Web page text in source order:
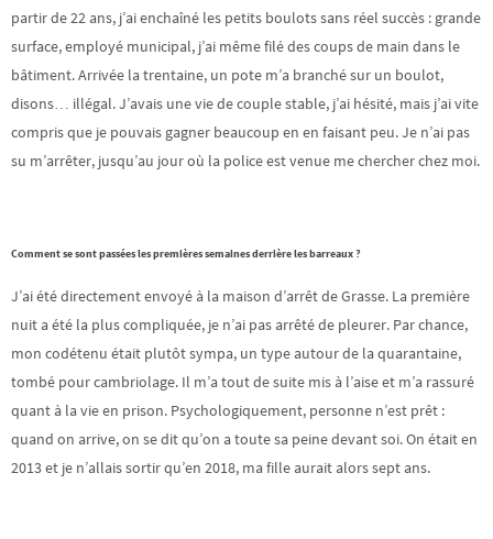
partir de 22 ans, j’ai enchaîné les petits boulots sans réel succès : grande
surface, employé municipal, j’ai même filé des coups de main dans le
bâtiment. Arrivée la trentaine, un pote m’a branché sur un boulot,
disons… illégal. J’avais une vie de couple stable, j’ai hésité, mais j’ai vite
compris que je pouvais gagner beaucoup en en faisant peu. Je n’ai pas
su m’arrêter, jusqu’au jour où la police est venue me chercher chez moi.
Comment se sont passées les premières semaines derrière les barreaux ?
J’ai été directement envoyé à la maison d’arrêt de Grasse. La première
nuit a été la plus compliquée, je n’ai pas arrêté de pleurer. Par chance,
mon codétenu était plutôt sympa, un type autour de la quarantaine,
tombé pour cambriolage. Il m’a tout de suite mis à l’aise et m’a rassuré
quant à la vie en prison. Psychologiquement, personne n’est prêt :
quand on arrive, on se dit qu’on a toute sa peine devant soi. On était en
2013 et je n’allais sortir qu’en 2018, ma fille aurait alors sept ans.